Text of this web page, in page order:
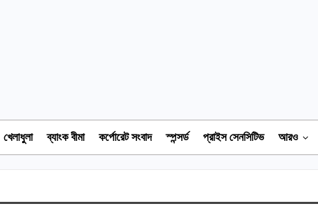
খেলাধুলা ব্যাংক বীমা কর্পোরেট সংবাদ স্পন্সর্ড প্রাইস সেনসিটিভ আরও